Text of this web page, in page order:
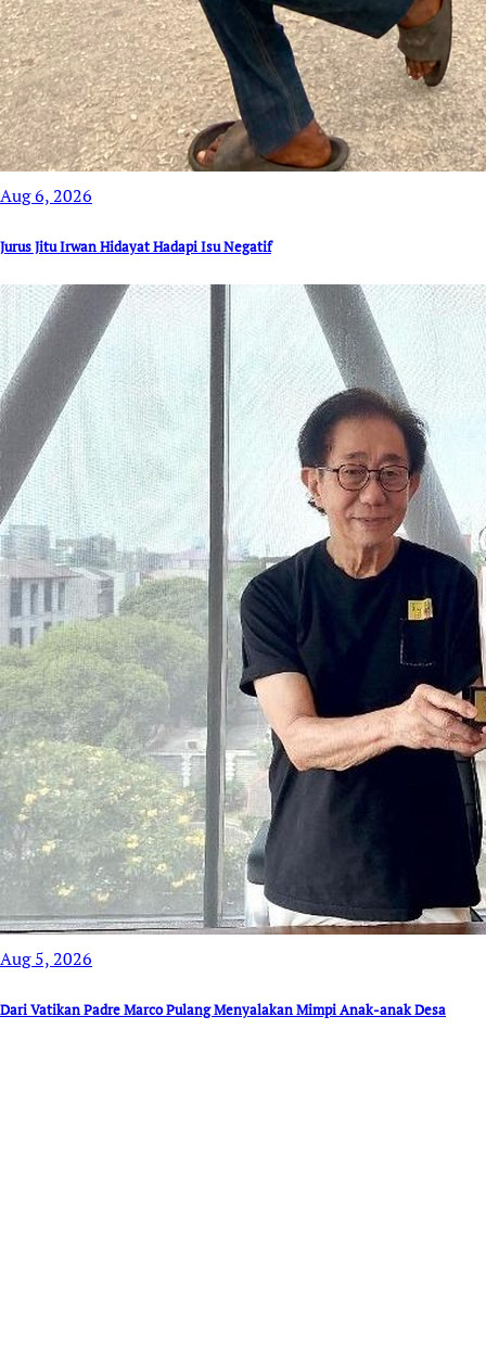
Aug 6, 2026
Jurus Jitu Irwan Hidayat Hadapi Isu Negatif
Aug 5, 2026
Dari Vatikan Padre Marco Pulang Menyalakan Mimpi Anak-anak Desa